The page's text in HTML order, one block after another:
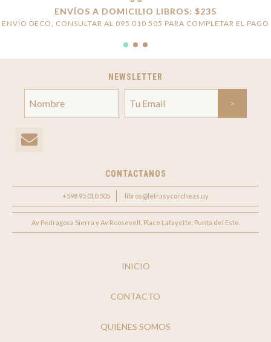
ENVÍOS A DOMICILIO LIBROS: $235
ENVÍO DECO, CONSULTAR AL 095 010 505 PARA COMPLETAR EL PAGO
NEWSLETTER
CONTACTANOS
+598 95 010 505 libros@letrasycorcheas.uy
Av Pedragosa Sierra y Av Roosevelt, Place Lafayette. Punta del Este.
INICIO
CONTACTO
QUIÉNES SOMOS